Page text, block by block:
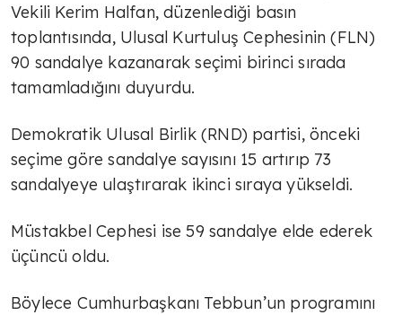
Vekili Kerim Halfan, düzenlediği basın
toplantısında, Ulusal Kurtuluş Cephesinin (FLN)
90 sandalye kazanarak seçimi birinci sırada
tamamladığını duyurdu.
Demokratik Ulusal Birlik (RND) partisi, önceki
seçime göre sandalye sayısını 15 artırıp 73
sandalyeye ulaştırarak ikinci sıraya yükseldi.
Müstakbel Cephesi ise 59 sandalye elde ederek
üçüncü oldu.
Böylece Cumhurbaşkanı Tebbun’un programını